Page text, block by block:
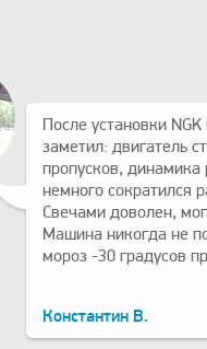
После установки
заметил: двигатель
пропусков, динамика
немного сократился
Свечами доволен,
Машина никогда не
мороз -30 градусов
Константин В.